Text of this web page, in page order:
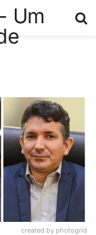
created by photogrid